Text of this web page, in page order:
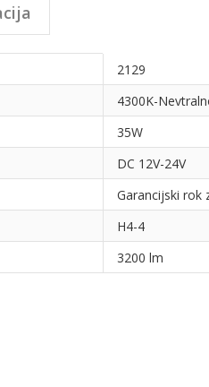
2129
4300K-
35W
DC 12V-24V
Garancijski rok
H4-4
3200 lm